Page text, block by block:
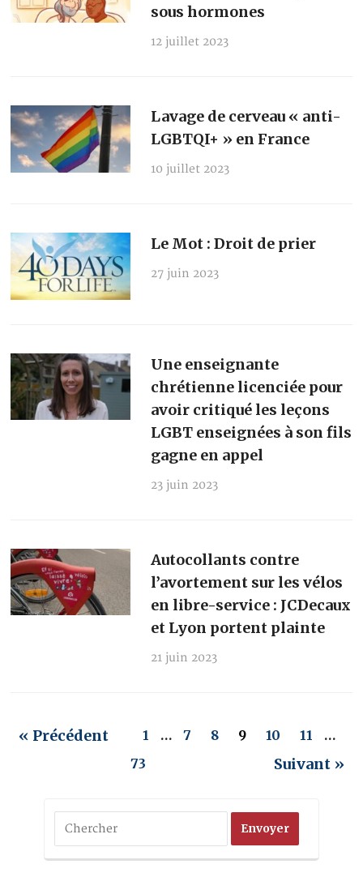
sous hormones
12 juillet 2023
Lavage de cerveau « anti-
LGBTQI+ » en France
10 juillet 2023
Le Mot : Droit de prier
27 juin 2023
Une enseignante
chrétienne licenciée pour
avoir critiqué les leçons
LGBT enseignées à son fils
gagne en appel
23 juin 2023
Autocollants contre
l’avortement sur les vélos
en libre-service : JCDecaux
et Lyon portent plainte
21 juin 2023
« Précédent 1 … 7 8 9 10 11
…
73
Suivant »